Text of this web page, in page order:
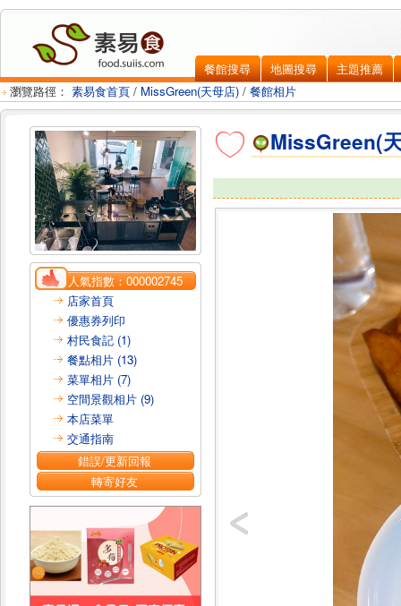
餐館搜尋 地圖搜尋
主題推薦
瀏覽路徑： 素易食首頁 / MissGreen(天母店) / 餐館相片
人氣指數：000002745
店家首頁
優惠券列印
村民食記 (1)
餐點相片 (13)
菜單相片 (7)
空間景觀相片 (9)
本店菜單
交通指南
錯誤/更新回報
轉寄好友
MissGreen(